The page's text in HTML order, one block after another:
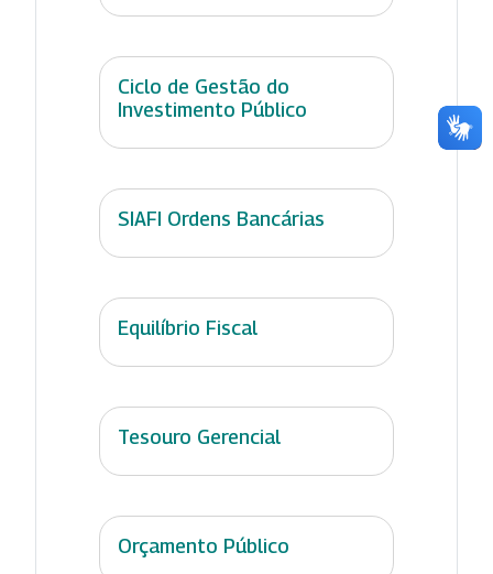
Ciclo de Gestão do
Investimento Público
SIAFI Ordens Bancárias
Equilíbrio Fiscal
Tesouro Gerencial
Orçamento Público